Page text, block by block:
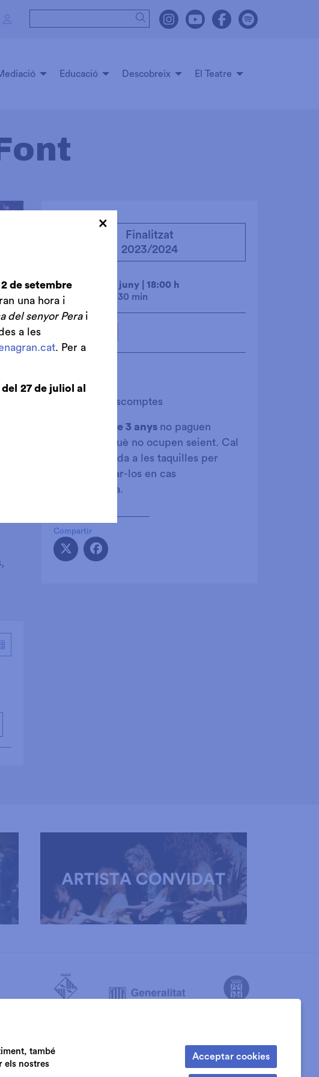
Link a instagram
Link a youtube
Link a facebook
Link a
Cercar
Educació Descobreix El Teatre
Finalitzat
2023/2024
dissabte 17 de juny
18:00 h
1 h 30 min
14€
Exclòs de descomptes
menors de 3 anys no paguen
entrada perquè no ocupen seient. Cal
treure l'entrada a les taquilles per
comptabilitzar-los en cas
d'emergència.
Compartir
de setembre
una hora i
del senyor Perai
a les
. Per a
27 de juliol al
×
també
els nostres
Acceptar cookies